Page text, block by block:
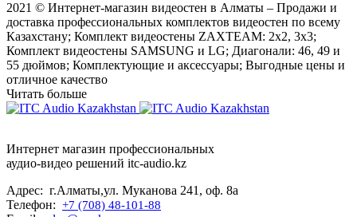
2021 © Интернет-магазин видеостен в Алматы – Продажи и
доставка профессиональных комплектов видеостен по всему
Казахстану; Комплект видеостены ZAXTEAM: 2x2, 3x3;
Комплект видеостены SAMSUNG и LG; Диагонали: 46, 49 и
55 дюймов; Комплектующие и аксессуары; Выгодные цены и
отличное качество
Читать больше
Интернет магазин профессиональных
аудио-видео решений itc-audio.kz
Адрес: г.Алматы,ул. Муканова 241, оф. 8а
Телефон: +7 (708) 48-101-88